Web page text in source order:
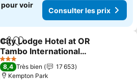
pour voir
Consulter les prix
PartagerAjouter à mes favoris
City Lodge Hotel at OR
Tambo International
Airport
3 Étoiles
8,4 Très bien
17 653
Kempton Park